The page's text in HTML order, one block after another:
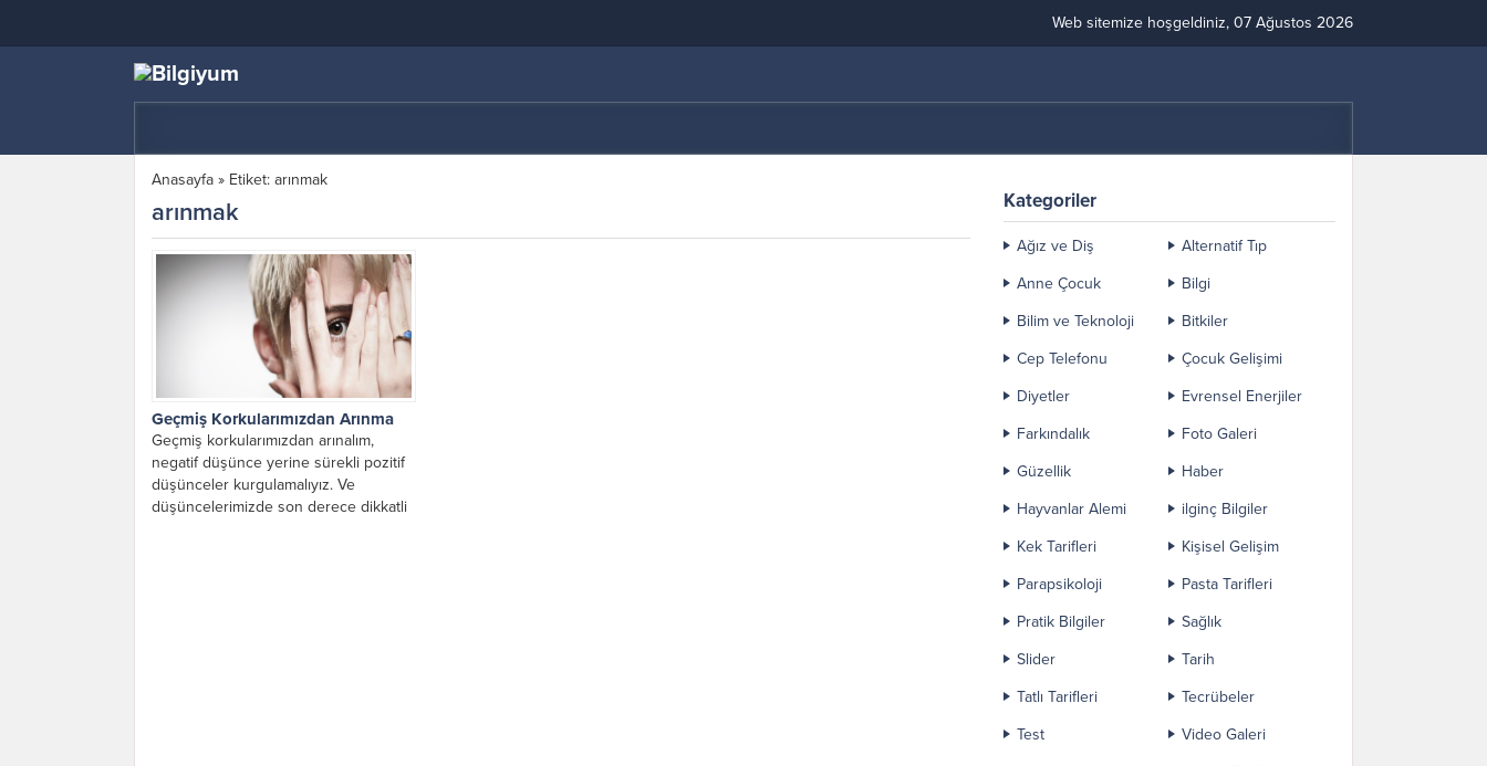
Web sitemize hoşgeldiniz, 07 Ağustos 2026
Anasayfa » Etiket: arınmak
arınmak
Geçmiş Korkularımızdan Arınma
Geçmiş korkularımızdan arınalım,
negatif düşünce yerine sürekli pozitif
düşünceler kurgulamalıyız. Ve
düşüncelerimizde son derece dikkatli
Kategoriler
Ağız ve Diş
Alternatif Tıp
Anne Çocuk
Bilgi
Bilim ve Teknoloji
Bitkiler
Cep Telefonu
Çocuk Gelişimi
Diyetler
Evrensel Enerjiler
Farkındalık
Foto Galeri
Güzellik
Haber
Hayvanlar Alemi
ilginç Bilgiler
Kek Tarifleri
Kişisel Gelişim
Parapsikoloji
Pasta Tarifleri
Pratik Bilgiler
Sağlık
Slider
Tarih
Tatlı Tarifleri
Tecrübeler
Test
Video Galeri